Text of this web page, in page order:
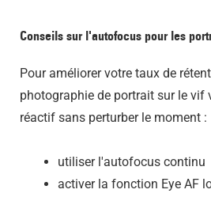
Conseils sur l'autofocus pour les
Pour améliorer votre taux de
photographie de portrait sur le vif
réactif sans perturber le moment :
utiliser l'autofocus continu
activer la fonction Eye AF